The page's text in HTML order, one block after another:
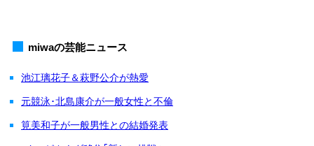
miwaの芸能ニュース
池江璃花子＆萩野公介が熱愛
元競泳･北島康介が一般女性と不倫
筧美和子が一般男性との結婚発表